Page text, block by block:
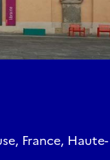
France, Haute-